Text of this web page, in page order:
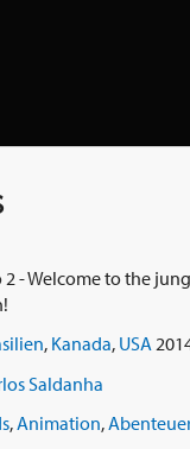
2 - Welcome to the
, Kanada, USA
Saldanha
,Animation,